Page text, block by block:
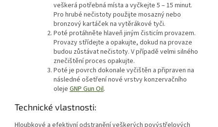
veškerá potřebná místa a vyčkejte 5 – 15 minut.
Pro hrubé nečistoty použijte mosazný nebo
bronzový kartáček na vytěrákové tyči.
Poté protáhněte hlaveň jiným čisticím provazem.
Provazy střídejte a opakujte, dokud na provaze
budou zůstávat nečistoty. V případě velmi silného
znečištění proces opakujte.
Poté je povrch dokonale vyčištěn a připraven na
následné ošetření nové vrstvy konzervačního
oleje GNP Gun Oil.
Technické vlastnosti:
Hloubkové a efektivní odstranění veškerých povýstřelových